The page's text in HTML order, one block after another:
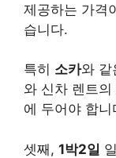
제공하는 가격
습니다.
특히 소카와 같
와 신차 렌트
에 두어야 합니
셋째, 1박2일